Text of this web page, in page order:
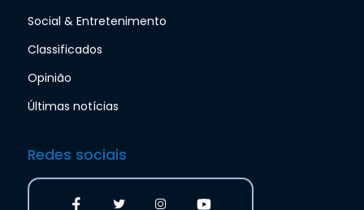
Social & Entretenimento
Classificados
Opinião
Últimas notícias
Redes sociais